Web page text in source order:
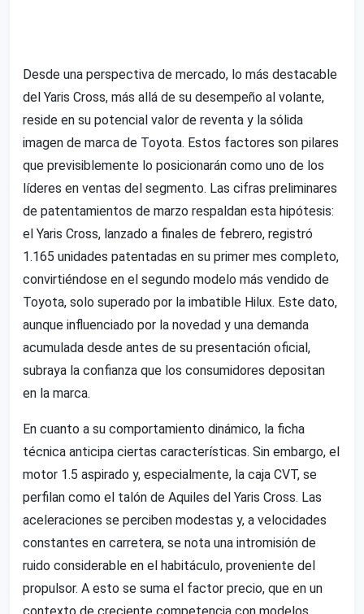
Desde una perspectiva de mercado, lo más destacable
del Yaris Cross, más allá de su desempeño al volante,
reside en su potencial valor de reventa y la sólida
imagen de marca de Toyota. Estos factores son pilares
que previsiblemente lo posicionarán como uno de los
líderes en ventas del segmento. Las cifras preliminares
de patentamientos de marzo respaldan esta hipótesis:
el Yaris Cross, lanzado a finales de febrero, registró
1.165 unidades patentadas en su primer mes completo,
convirtiéndose en el segundo modelo más vendido de
Toyota, solo superado por la imbatible Hilux. Este dato,
aunque influenciado por la novedad y una demanda
acumulada desde antes de su presentación oficial,
subraya la confianza que los consumidores depositan
en la marca.
En cuanto a su comportamiento dinámico, la ficha
técnica anticipa ciertas características. Sin embargo, el
motor 1.5 aspirado y, especialmente, la caja CVT, se
perfilan como el talón de Aquiles del Yaris Cross. Las
aceleraciones se perciben modestas y, a velocidades
constantes en carretera, se nota una intromisión de
ruido considerable en el habitáculo, proveniente del
propulsor. A esto se suma el factor precio, que en un